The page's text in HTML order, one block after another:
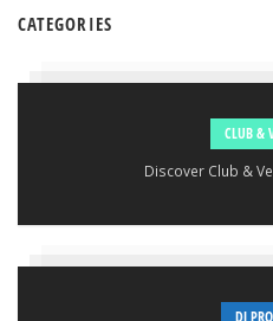
CATEGORIES
CLUB &
Discover Club &